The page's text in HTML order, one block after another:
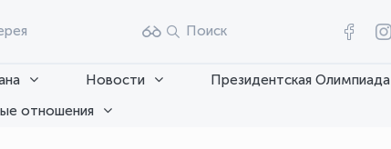
Поиск
Новости Президентская Олимпиада
отношения